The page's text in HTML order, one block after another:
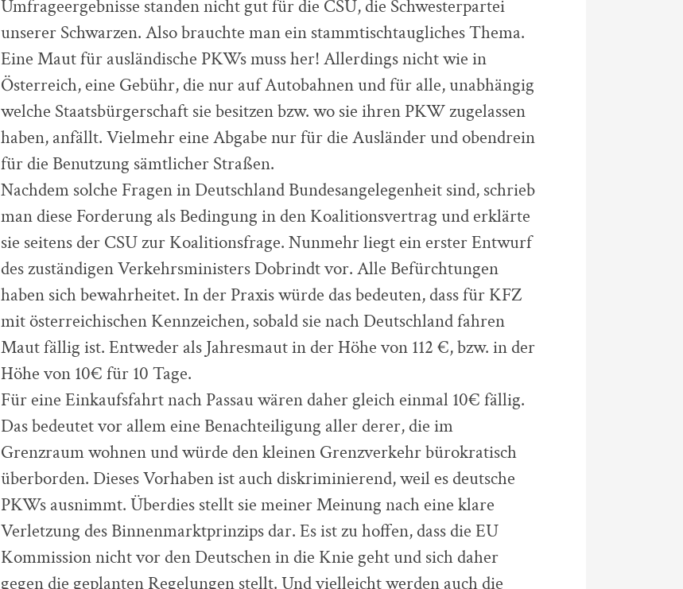
Umfrageergebnisse standen nicht gut für die CSU, die Schwesterpartei
unserer Schwarzen. Also brauchte man ein stammtischtaugliches Thema.
Eine Maut für ausländische PKWs muss her! Allerdings nicht wie in
Österreich, eine Gebühr, die nur auf Autobahnen und für alle, unabhängig
welche Staatsbürgerschaft sie besitzen bzw. wo sie ihren PKW zugelassen
haben, anfällt. Vielmehr eine Abgabe nur für die Ausländer und obendrein
für die Benutzung sämtlicher Straßen.
Nachdem solche Fragen in Deutschland Bundesangelegenheit sind, schrieb
man diese Forderung als Bedingung in den Koalitionsvertrag und erklärte
sie seitens der CSU zur Koalitionsfrage. Nunmehr liegt ein erster Entwurf
des zuständigen Verkehrsministers Dobrindt vor. Alle Befürchtungen
haben sich bewahrheitet. In der Praxis würde das bedeuten, dass für KFZ
mit österreichischen Kennzeichen, sobald sie nach Deutschland fahren
Maut fällig ist. Entweder als Jahresmaut in der Höhe von 112 €, bzw. in der
Höhe von 10€ für 10 Tage.
Für eine Einkaufsfahrt nach Passau wären daher gleich einmal 10€ fällig.
Das bedeutet vor allem eine Benachteiligung aller derer, die im
Grenzraum wohnen und würde den kleinen Grenzverkehr bürokratisch
überborden. Dieses Vorhaben ist auch diskriminierend, weil es deutsche
PKWs ausnimmt. Überdies stellt sie meiner Meinung nach eine klare
Verletzung des Binnenmarktprinzips dar. Es ist zu hoffen, dass die EU
Kommission nicht vor den Deutschen in die Knie geht und sich daher
gegen die geplanten Regelungen stellt. Und vielleicht werden auch die